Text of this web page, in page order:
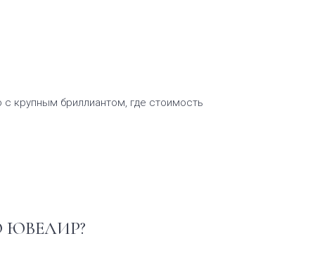
с крупным бриллиантом, где стоимость